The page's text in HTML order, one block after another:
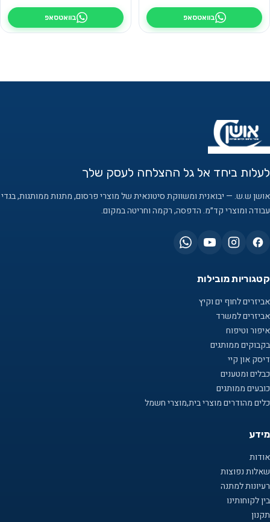
בוואטסאפ בוואטסאפ
לעלות ביחד אל גל ההצלחה לעסק שלך
אושן ש.ש. — יבואנית ומשווקת סיטונאית של מוצרי פרסום, מתנות ממותגות, בגדי
עבודה ומוצרי קד״מ. הדפסה, רקמה וחריטה במקום.
קטגוריות מובילות
אביזרים לחוף ים וקיץ
אביזרים למשרד
איפור וטיפוח
בקבוקים ממותגים
דיסק און קיי
כבלים ומטענים
כובעים ממותגים
כלים מהודרים מוצרי בית,מוצרי חשמל
מידע
אודות
שאלות נפוצות
רעיונות למתנה
בין לקוחותינו
תקנון